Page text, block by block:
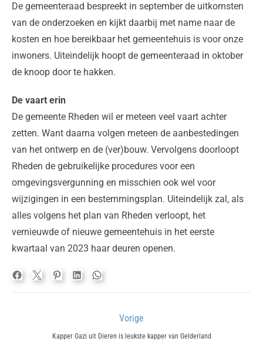
De gemeenteraad bespreekt in september de uitkomsten
van de onderzoeken en kijkt daarbij met name naar de
kosten en hoe bereikbaar het gemeentehuis is voor onze
inwoners. Uiteindelijk hoopt de gemeenteraad in oktober
de knoop door te hakken.
De vaart erin
De gemeente Rheden wil er meteen veel vaart achter
zetten. Want daarna volgen meteen de aanbestedingen
van het ontwerp en de (ver)bouw. Vervolgens doorloopt
Rheden de gebruikelijke procedures voor een
omgevingsvergunning en misschien ook wel voor
wijzigingen in een bestemmingsplan. Uiteindelijk zal, als
alles volgens het plan van Rheden verloopt, het
vernieuwde of nieuwe gemeentehuis in het eerste
kwartaal van 2023 haar deuren openen.
navigatie
Vorige
Previous
Kapper Gazi uit Dieren is leukste kapper van Gelderland